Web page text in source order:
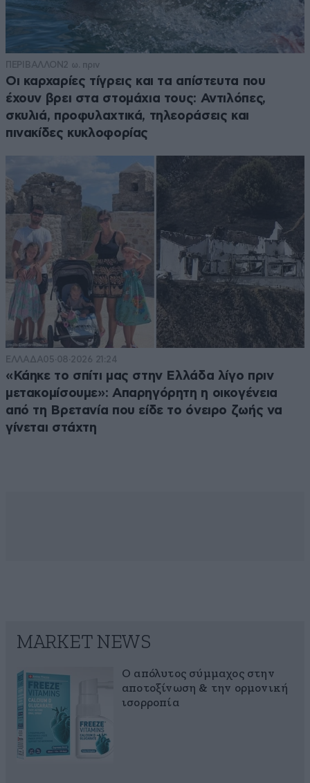
ΠΕΡΙΒΑΛΛΟΝ2 ω. πριν
Οι καρχαρίες τίγρεις και τα απίστευτα που
έχουν βρει στα στομάχια τους: Αντιλόπες,
σκυλιά, προφυλαχτικά, τηλεοράσεις και
πινακίδες κυκλοφορίας
ΕΛΛΑΔΑ05·08·2026 21:24
«Κάηκε το σπίτι μας στην Ελλάδα λίγο πριν
μετακομίσουμε»: Απαρηγόρητη η οικογένεια
από τη Βρετανία που είδε το όνειρο ζωής να
γίνεται στάχτη
MARKET NEWS
Ο απόλυτος σύμμαχος στην
αποτοξίνωση & την ορμονική
ισορροπία